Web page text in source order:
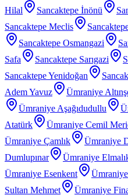
Hilal
Sancaktepe İnönü
Sancaktepe Meclis
Sancaktepe Osmangazi
Safa
Sancaktepe Sarıgazi
Sancaktepe Yenidoğan
Adem Yavuz
Ümraniye
Ümraniye Aşağıdudullu
Atatürk
Ümraniye Cemil
Ümraniye Çamlık
Ümraniye
Dumlupınar
Ümraniye
Ümraniye Esenkent
Sultan Mehmet
Ümraniye